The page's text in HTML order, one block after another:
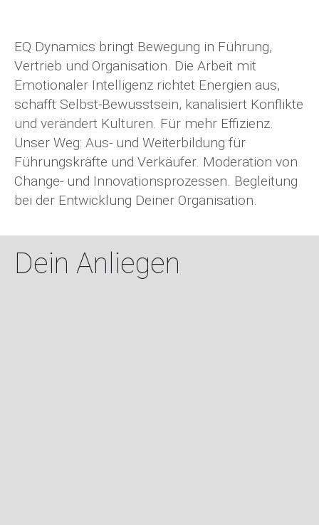
EQ Dynamics bringt Bewegung in Führung,
Vertrieb und Organisation. Die Arbeit mit
Emotionaler Intelligenz richtet Energien aus,
schafft Selbst-Bewusstsein, kanalisiert Konflikte
und verändert Kulturen. Für mehr Effizienz.
Unser Weg: Aus- und Weiterbildung für
Führungskräfte und Verkäufer. Moderation von
Change- und Innovationsprozessen. Begleitung
bei der Entwicklung Deiner Organisation.
Dein Anliegen